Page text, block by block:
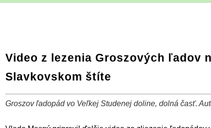
Video z lezenia Groszových ľadov
Slavkovskom štíte
Groszov ľadopád vo Veľkej Studenej doline, dolná časť.